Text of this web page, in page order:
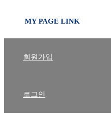
MY PAGE LINK
회원가입
로그인